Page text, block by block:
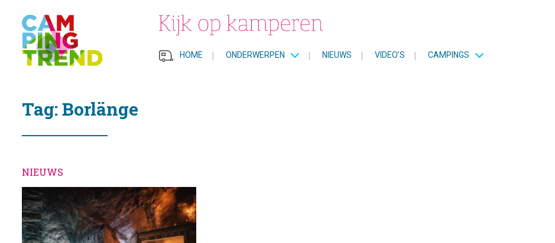
HOME | ONDERWERPEN | NIEUWS | VIDEO’S | CAMPINGS
Tag: Borlänge
NIEUWS